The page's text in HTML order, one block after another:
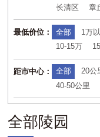
长清区
章
最低价位： 全部 1万
10-15万
距市中心： 全部 20公
40-50公里
全部陵园